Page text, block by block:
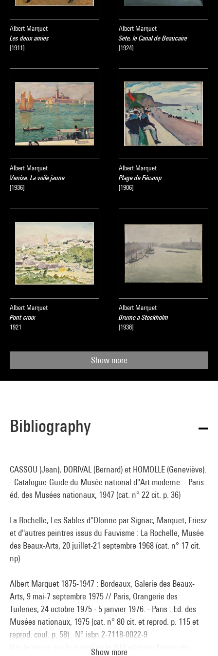
Albert Marquet
Les deux amies
[1911]
Albert Marquet
Sète, le Canal de Beaucaire
[1924]
Albert Marquet
Venise. La voile jaune
[1936]
Albert Marquet
Plage de Fécamp
[1906]
Albert Marquet
Pont-croix
1921
Albert Marquet
Brume à Stockholm
[1938]
Show more
Bibliography
CASSOU (Jean), DORIVAL (Bernard) et HOMOLLE (Geneviève).
- Catalogue-Guide du Musée national d''Art moderne. - Paris :
éd. des Musées nationaux, 1947 (cat. n° 22 cit. p. 36)
La Rochelle, Les Sables d''Olonne par Signac, Marquet, Friesz
et d''autres peintres issus du Fauvisme : La Rochelle, Musée
des Beaux-Arts, 20 juillet-21 septembre 1968 (cat. n° 17 cit.
np)
Albert Marquet 1875-1947 : Bordeaux, Galerie des Beaux-
Arts, 9 mai-7 septembre 1975 // Paris, Orangerie des
Tuileries, 24 octobre 1975 - 5 janvier 1976. - Paris : Ed. des
Musées nationaux, 1975 (cat. n° 80 cit. et reprod. p. 115 et
reprod. coul. p. 58) . N° isbn 2-7118-0022-9
Voir la notice sur le portail de la Bibliothèque Kandinsky
Show more